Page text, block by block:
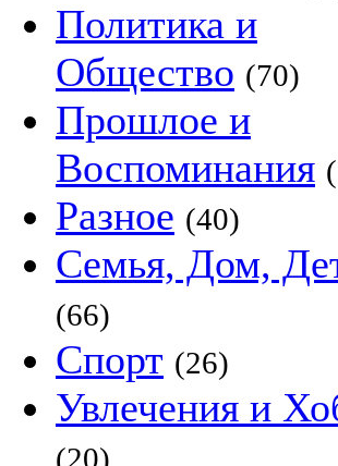
Политика и
Общество (70)
Прошлое и
Воспоминания
Разное (40)
Семья, Дом,
(66)
Спорт (26)
Увлечения и
(20)